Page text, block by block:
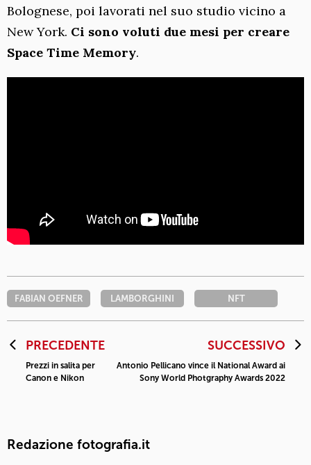
Bolognese, poi lavorati nel suo studio vicino a
New York. Ci sono voluti due mesi per creare
Space Time Memory.
FABIAN OEFNER LAMBORGHINI NFT
PRECEDENTE
Prezzi in salita per
Canon e Nikon
SUCCESSIVO
Antonio Pellicano vince il National Award ai
Sony World Photgraphy Awards 2022
Redazione fotografia.it